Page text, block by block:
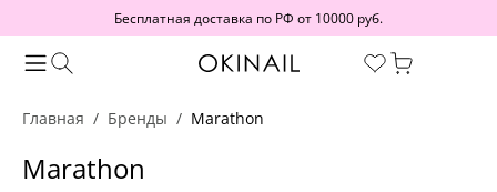
Бесплатная доставка по РФ от 10000 руб.
Главная Бренды Marathon
Marathon